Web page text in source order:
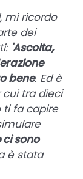
mi ricordo
dei
'Ascolta,
bene. Ed è
tra dieci
ti fa capire
ci sono
è stata